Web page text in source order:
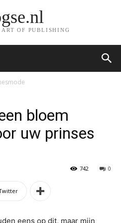
OF PUBLISHING
bloem
uw prinses
0
742
eens op dit, maar mijn